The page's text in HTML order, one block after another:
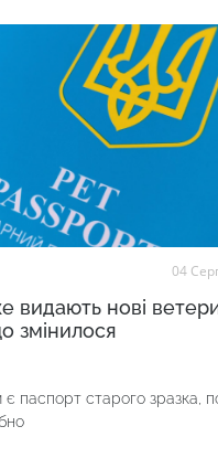
04
видають нові
змінилося
паспорт старого зразка,